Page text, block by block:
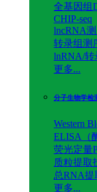
全基因组
CHIP-seq
lncRNA
转录组测
lnRNA/转
更多...
分子生物学检
Western
ELISA（
荧光定量
质粒提取
总RNA提
更多...